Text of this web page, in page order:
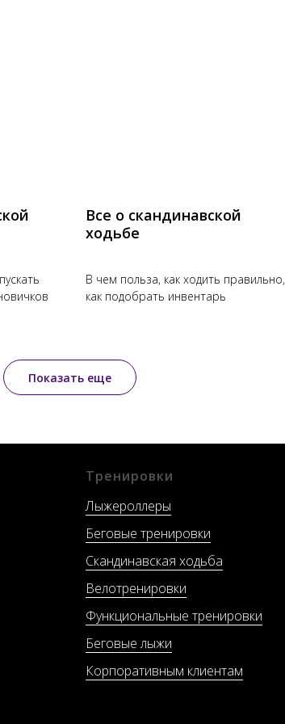
Все о скандинавской
ходьбе
В чем польза, как ходить правильно,
как подобрать инвентарь
Показать еще
Тренировки
Лыжероллеры
Беговые тренировки
Скандинавская ходьба
Велотренировки
Функциональные тренировки
Беговые лыжи
Корпоративным клиентам